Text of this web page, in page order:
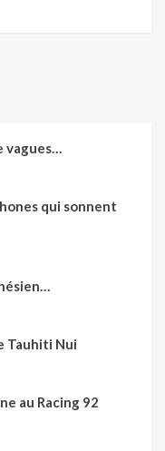
vagues…
qui sonnent
Tauhiti Nui
au Racing 92